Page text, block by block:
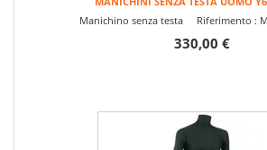
Manichino senza testa Riferimento :
330,00 €